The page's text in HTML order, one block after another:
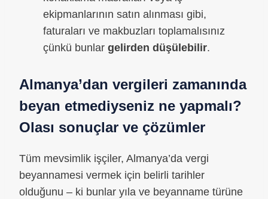
ekipmanlarının satın alınması gibi,
faturaları ve makbuzları toplamalısınız
çünkü bunlar gelirden düşülebilir.
Almanya’dan vergileri zamanında
beyan etmediyseniz ne yapmalı?
Olası sonuçlar ve çözümler
Tüm mevsimlik işçiler, Almanya’da vergi
beyannamesi vermek için belirli tarihler
olduğunu – ki bunlar yıla ve beyanname türüne